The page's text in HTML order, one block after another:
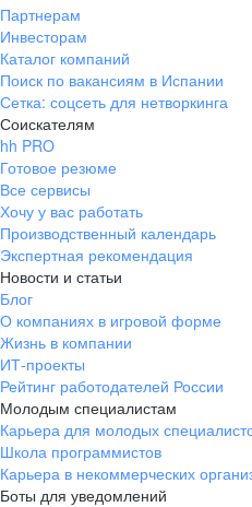
Партнерам
Инвесторам
Каталог компаний
Поиск по вакансиям в Испании
Сетка: соцсеть для нетворкинга
Соискателям
hh PRO
Готовое резюме
Все сервисы
Хочу у вас работать
Производственный календарь
Экспертная рекомендация
Новости и статьи
Блог
О компаниях в игровой форме
Жизнь в компании
ИТ-проекты
Рейтинг работодателей России
Молодым специалистам
Карьера для молодых
Школа программистов
Карьера в некоммерческих
Боты для уведомлений